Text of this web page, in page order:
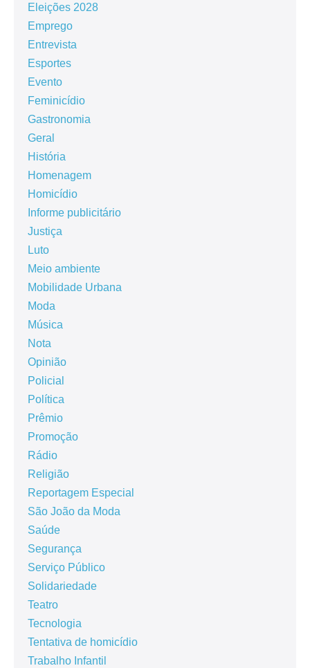
Eleições 2028
Emprego
Entrevista
Esportes
Evento
Feminicídio
Gastronomia
Geral
História
Homenagem
Homicídio
Informe publicitário
Justiça
Luto
Meio ambiente
Mobilidade Urbana
Moda
Música
Nota
Opinião
Policial
Política
Prêmio
Promoção
Rádio
Religião
Reportagem Especial
São João da Moda
Saúde
Segurança
Serviço Público
Solidariedade
Teatro
Tecnologia
Tentativa de homicídio
Trabalho Infantil